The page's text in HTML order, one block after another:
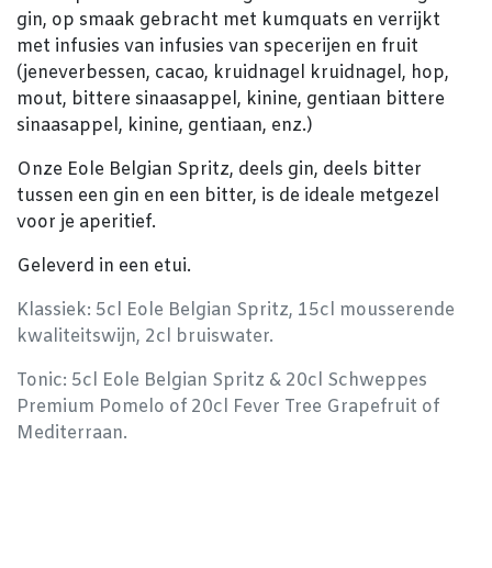
gin, op smaak gebracht met kumquats en verrijkt
met infusies van infusies van specerijen en fruit
(jeneverbessen, cacao, kruidnagel kruidnagel, hop,
mout, bittere sinaasappel, kinine, gentiaan bittere
sinaasappel, kinine, gentiaan, enz.)
Onze Eole Belgian Spritz, deels gin, deels bitter
tussen een gin en een bitter, is de ideale metgezel
voor je aperitief.
Geleverd in een etui.
Klassiek: 5cl Eole Belgian Spritz, 15cl mousserende
kwaliteitswijn, 2cl bruiswater.
Tonic: 5cl Eole Belgian Spritz & 20cl Schweppes
Premium Pomelo of 20cl Fever Tree Grapefruit of
Mediterraan.